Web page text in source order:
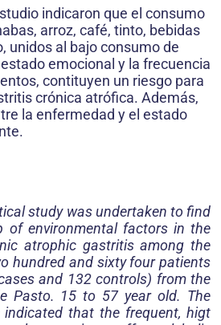
indicaron que el consumo
arroz, café, tinto, bebidas
unidos al bajo consumo de
emocional y la frecuencia
contituyen un riesgo para
crónica atrófica. Además,
la enfermedad y el estado
study was undertaken to find
of environmental factors in the
atrophic gastritis among the
hundred and sixty four patients
and 132 controls) from the
Pasto. 15 to 57 year old. The
that the frequent, higt